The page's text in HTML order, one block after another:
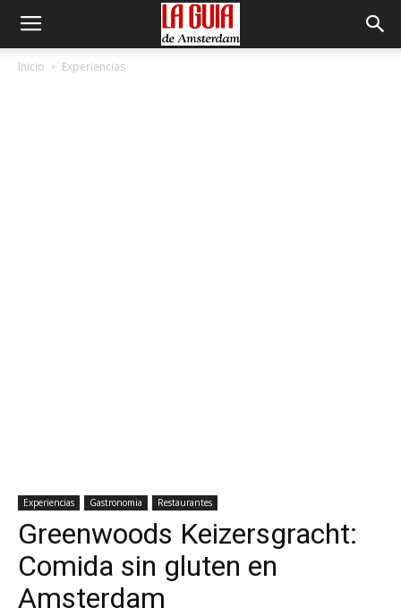
Inicio Experiencias
Experiencias Gastronomia Restaurantes
Greenwoods Keizersgracht:
Comida sin gluten en
Amsterdam